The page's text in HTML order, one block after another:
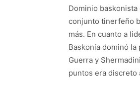
Dominio
conjunto tinerfeño
más. En cuanto a
Baskonia dominó
Guerra y
puntos era discreto